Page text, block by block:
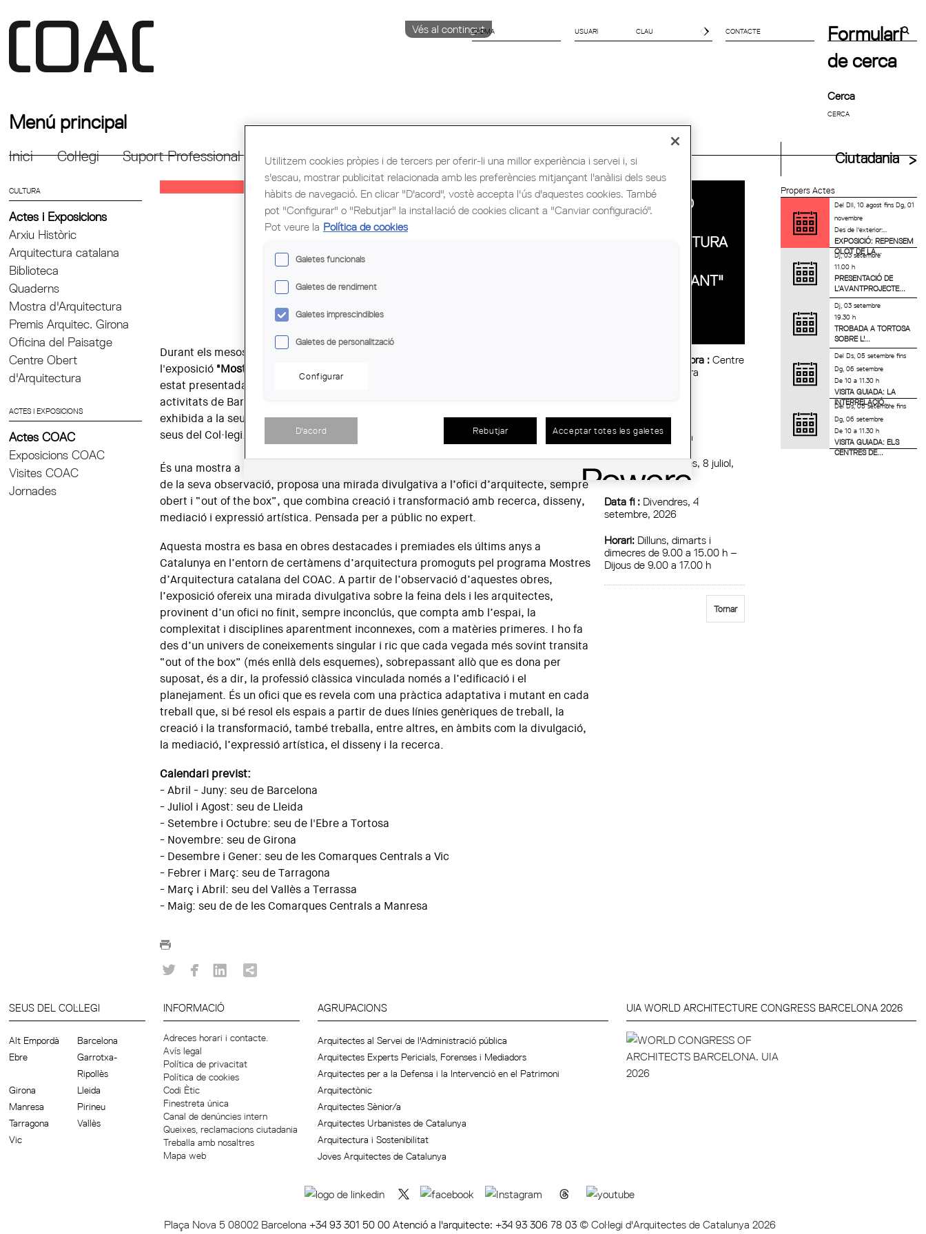
Vés al contingut
IDIOMA CONTACTE
Formulari
de cerca
Cerca
Menú principal
Inici Col·legi Suport Professional Formació i Ocupació Cultura Congrés Mundial d'Arquitectes UIA Ciutadania
Propers Actes
DelDll, 10 agostfinsDg, 01
novembre
Des de l'exterior:...
EXPOSICIÓ: REPENSEM
OLOT DE LA...
Dj, 03 setembre
11.00 h
PRESENTACIÓ DE
L’AVANTPROJECTE...
Dj, 03 setembre
19.30 h
TROBADA A TORTOSA
SOBRE L'...
DelDs, 05 setembrefins
Dg, 06 setembre
De 10 a 11.30 h
VISITA GUIADA: LA
INTERRELACIÓ...
DelDs, 05 setembrefins
Dg, 06 setembre
De 10 a 11.30 h
VISITA GUIADA: ELS
CENTRES DE...
CULTURA
Actes i Exposicions
Arxiu Històric
Arquitectura catalana
Biblioteca
Quaderns
Mostra d'Arquitectura
Premis Arquitec. Girona
Oficina del Paisatge
Centre Obert
d'Arquitectura
ACTES I EXPOSICIONS
Actes COAC
Exposicions COAC
Visites COAC
Jornades
L'EXPOSICIÓ
D'ARQUITECTURA
L'OFICI MUTANT"
Entitat Organitzadora :Centre
Obert d’Arquitectura
Demarcació : Lleida
Data inici :Dimecres, 8 juliol,
2026
Data fi : Divendres, 4
setembre, 2026
Horari: Dilluns, dimarts i
dimecres de 9.00 a 15.00 h –
Dijous de 9.00 a 17.00 h
Tornar
Durant els mesos de juliol, agost i fins al 4 de setembre
l'exposició "Mostra d'arquitectura catalana. L'ofici mutant"
estat presentada al Museu d’Història de Barcelona - Oliva Artés en el marc de les
activitats de Barcelona 2026, Capital Mundial de l'Arquitectura, i posteriorment
exhibida a la seu del COAC de Barcelona, inicia la seva itinerància per les diferents
seus del Col·legi.
És una mostra a partir d’obres premiades recentment en certàmens del COAC. Des
de la seva observació, proposa una mirada divulgativa a l’ofici d’arquitecte, sempre
obert i “out of the box”, que combina creació i transformació amb recerca, disseny,
mediació i expressió artística. Pensada per a públic no expert.
Aquesta mostra es basa en obres destacades i premiades els últims anys a
Catalunya en l’entorn de certàmens d’arquitectura promoguts pel programa Mostres
d’Arquitectura catalana del COAC. A partir de l’observació d’aquestes obres,
l’exposició ofereix una mirada divulgativa sobre la feina dels i les arquitectes,
provinent d’un ofici no finit, sempre inconclús, que compta amb l’espai, la
complexitat i disciplines aparentment inconnexes, com a matèries primeres. I ho fa
des d’un univers de coneixements singular i ric que cada vegada més sovint transita
“out of the box” (més enllà dels esquemes), sobrepassant allò que es dona per
suposat, és a dir, la professió clàssica vinculada només a l’edificació i el
planejament. És un ofici que es revela com una pràctica adaptativa i mutant en cada
treball que, si bé resol els espais a partir de dues línies genèriques de treball, la
creació i la transformació, també treballa, entre altres, en àmbits com la divulgació,
la mediació, l’expressió artística, el disseny i la recerca.
Calendari previst:
- Abril - Juny: seu de Barcelona
- Juliol i Agost: seu de Lleida
- Setembre i Octubre: seu de l'Ebre a Tortosa
- Novembre: seu de Girona
- Desembre i Gener: seu de les Comarques Centrals a Vic
- Febrer i Març: seu de Tarragona
- Març i Abril: seu del Vallès a Terrassa
- Maig: seu de de les Comarques Centrals a Manresa
SEUS DEL COL·LEGI
Alt Empordà
Barcelona
Ebre
Garrotxa-
Ripollès
Girona
Lleida
Manresa
Pirineu
Tarragona
Vallès
Vic
INFORMACIÓ
Adreces horari i contacte.
Avís legal
Política de privacitat
Política de cookies
Codi Ètic
Finestreta única
Canal de denúncies intern
Queixes, reclamacions ciutadania
Treballa amb nosaltres
Mapa web
AGRUPACIONS
Arquitectes al Servei de l'Administració pública
Arquitectes Experts Pericials, Forenses i Mediadors
Arquitectes per a la Defensa i la Intervenció en el Patrimoni
Arquitectònic
Arquitectes Sènior/a
Arquitectes Urbanistes de Catalunya
Arquitectura i Sostenibilitat
Joves Arquitectes de Catalunya
UIA WORLD ARCHITECTURE CONGRESS BARCELONA 2026
Plaça Nova 5 08002 Barcelona +34 93 301 50 00 Atenció a l'arquitecte: +34 93 306 78 03 © Col·legi d'Arquitectes de Catalunya 2026
Utilitzem cookies pròpies i de tercers per oferir-li una millor experiència i servei i, si
s'escau, mostrar publicitat relacionada amb les preferències mitjançant l'anàlisi dels seus
hàbits de navegació. En clicar "D'acord", vostè accepta l'ús d'aquestes cookies. També
pot "Configurar" o "Rebutjar" la instal·lació de cookies clicant a "Canviar configuració".
Pot veure la Política de cookies
Galetes funcionals
Galetes de rendiment
Galetes imprescindibles
Galetes de personalització
Configurar
D'acord Rebutjar Acceptar totes les galetes